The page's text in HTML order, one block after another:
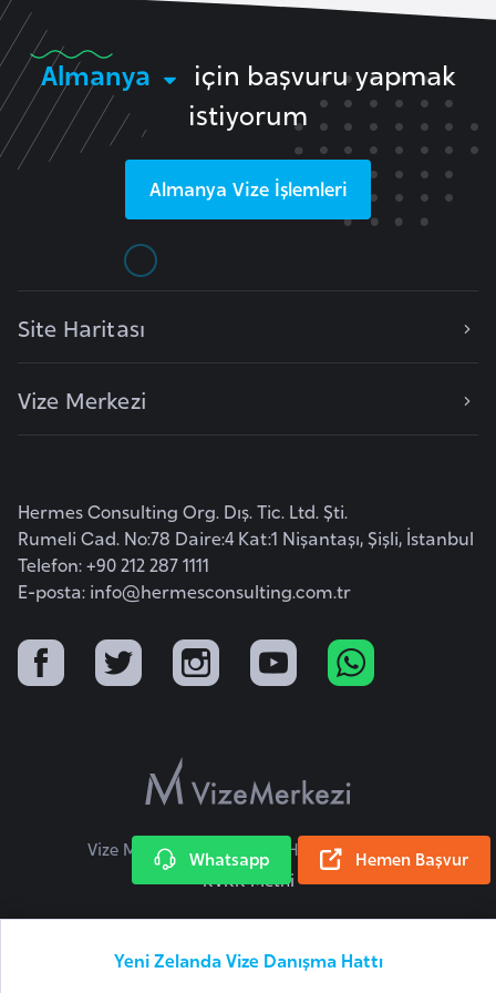
Yeni Zelanda Vize Danışma Hattı
Almanya
için başvuru yapmak
istiyorum
Almanya Vize İşlemleri
Site Haritası
Vize Merkezi
Hermes Consulting Org. Dış. Tic. Ltd. Şti.
Rumeli Cad. No:78 Daire:4 Kat:1 Nişantaşı, Şişli, İstanbul
Telefon: +90 212 287 1111
E-posta: info@hermesconsulting.com.tr
Vize Merkezi © 2026 Tüm Hakları Saklıdır.
KVKK Metni
a
D
e
m
i
K
o
B
u
l
g
a
Hemen Başvur
Whatsapp